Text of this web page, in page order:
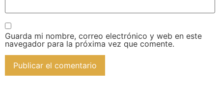
Guarda mi nombre, correo electrónico y web en este
navegador para la próxima vez que comente.